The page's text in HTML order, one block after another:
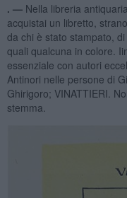
. — Nella libreria
acquistai un libretto,
da chi è stato stampato,
quali qualcuna in colore.
essenziale con autori
Antinori nelle persone di
Ghirigoro; VINATTIERI.
stemma.